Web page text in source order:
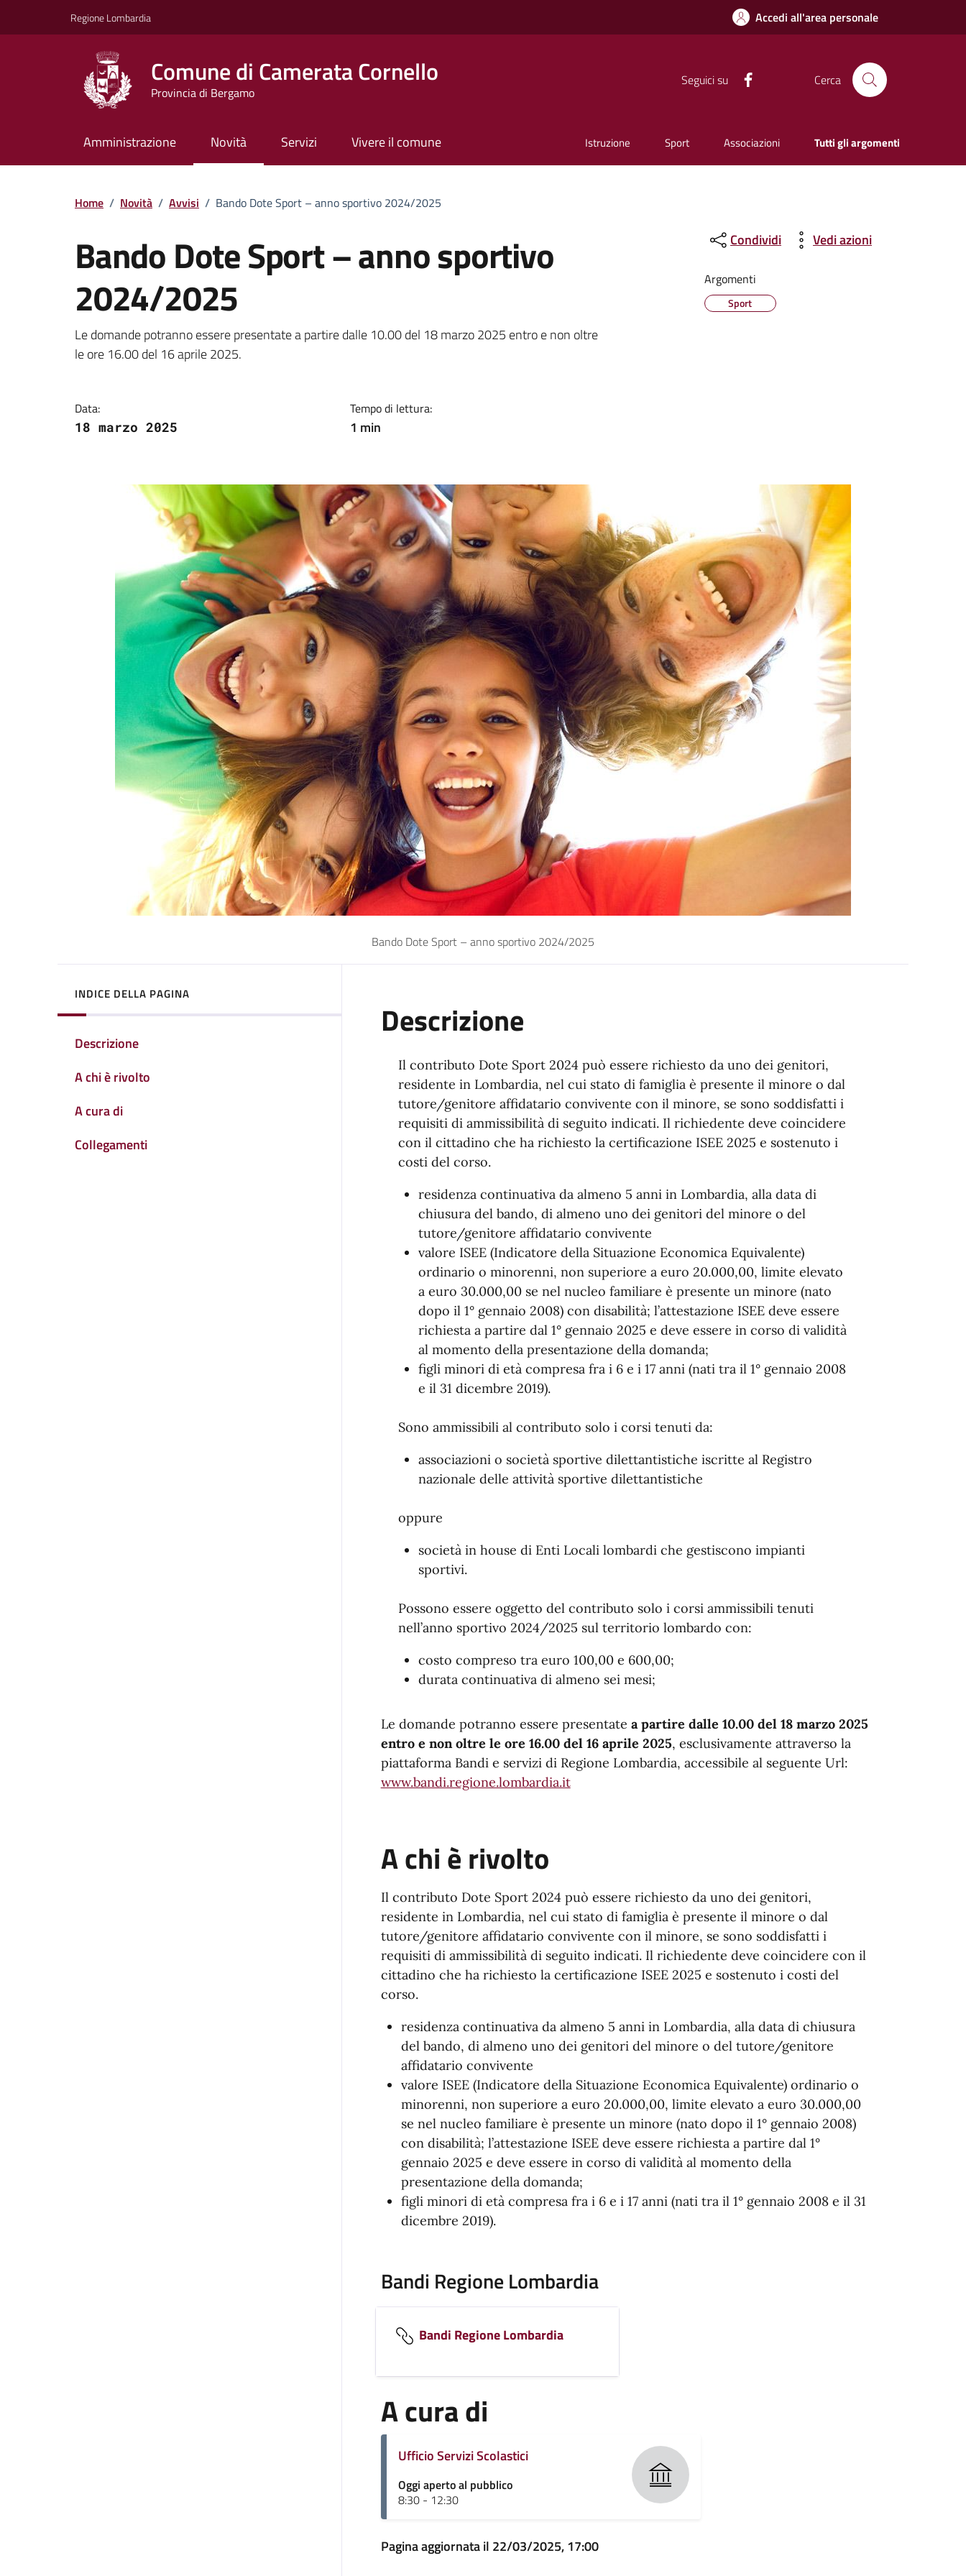
Regione Lombardia Accedi all'area personale
Comune di Camerata Cornello
Provincia di Bergamo
Seguici su Cerca
Amministrazione Novità Servizi Vivere il comune Istruzione Sport Associazioni Tutti gli argomenti
Home / Novità / Avvisi / Bando Dote Sport – anno sportivo 2024/2025
Bando Dote Sport – anno sportivo
2024/2025
Dettagli della notizia
Le domande potranno essere presentate a partire dalle 10.00 del 18 marzo 2025 entro e non oltre
le ore 16.00 del 16 aprile 2025.
Data:
18 marzo 2025
Tempo di lettura:
1 min
Condividi Vedi azioni
Argomenti
Sport
Bando Dote Sport – anno sportivo 2024/2025
INDICE DELLA PAGINA
Descrizione
A chi è rivolto
A cura di
Collegamenti
Descrizione
Il contributo Dote Sport 2024 può essere richiesto da uno dei genitori,
residente in Lombardia, nel cui stato di famiglia è presente il minore o dal
tutore/genitore affidatario convivente con il minore, se sono soddisfatti i
requisiti di ammissibilità di seguito indicati. Il richiedente deve coincidere
con il cittadino che ha richiesto la certificazione ISEE 2025 e sostenuto i
costi del corso.
residenza continuativa da almeno 5 anni in Lombardia, alla data di
chiusura del bando, di almeno uno dei genitori del minore o del
tutore/genitore affidatario convivente
valore ISEE (Indicatore della Situazione Economica Equivalente)
ordinario o minorenni, non superiore a euro 20.000,00, limite elevato
a euro 30.000,00 se nel nucleo familiare è presente un minore (nato
dopo il 1° gennaio 2008) con disabilità; l’attestazione ISEE deve essere
richiesta a partire dal 1° gennaio 2025 e deve essere in corso di validità
al momento della presentazione della domanda;
figli minori di età compresa fra i 6 e i 17 anni (nati tra il 1° gennaio 2008
e il 31 dicembre 2019).
Sono ammissibili al contributo solo i corsi tenuti da:
associazioni o società sportive dilettantistiche iscritte al Registro
nazionale delle attività sportive dilettantistiche
oppure
società in house di Enti Locali lombardi che gestiscono impianti
sportivi.
Possono essere oggetto del contributo solo i corsi ammissibili tenuti
nell’anno sportivo 2024/2025 sul territorio lombardo con:
costo compreso tra euro 100,00 e 600,00;
durata continuativa di almeno sei mesi;
Le domande potranno essere presentate a partire dalle 10.00 del 18 marzo 2025
entro e non oltre le ore 16.00 del 16 aprile 2025, esclusivamente attraverso la
piattaforma Bandi e servizi di Regione Lombardia, accessibile al seguente Url:
www.bandi.regione.lombardia.it
A chi è rivolto
Il contributo Dote Sport 2024 può essere richiesto da uno dei genitori,
residente in Lombardia, nel cui stato di famiglia è presente il minore o dal
tutore/genitore affidatario convivente con il minore, se sono soddisfatti i
requisiti di ammissibilità di seguito indicati. Il richiedente deve coincidere con il
cittadino che ha richiesto la certificazione ISEE 2025 e sostenuto i costi del
corso.
residenza continuativa da almeno 5 anni in Lombardia, alla data di chiusura
del bando, di almeno uno dei genitori del minore o del tutore/genitore
affidatario convivente
valore ISEE (Indicatore della Situazione Economica Equivalente) ordinario o
minorenni, non superiore a euro 20.000,00, limite elevato a euro 30.000,00
se nel nucleo familiare è presente un minore (nato dopo il 1° gennaio 2008)
con disabilità; l’attestazione ISEE deve essere richiesta a partire dal 1°
gennaio 2025 e deve essere in corso di validità al momento della
presentazione della domanda;
figli minori di età compresa fra i 6 e i 17 anni (nati tra il 1° gennaio 2008 e il 31
dicembre 2019).
Bandi Regione Lombardia
Bandi Regione Lombardia
A cura di
Ufficio Servizi Scolastici
Oggi aperto al pubblico
8:30 - 12:30
Pagina aggiornata il 22/03/2025, 17:00